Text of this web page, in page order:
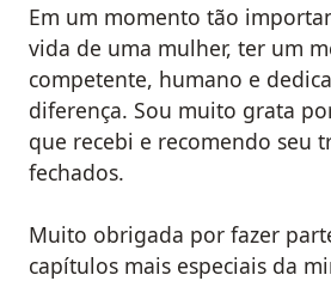
Em um momento tão
vida de uma mulher, ter um
competente, humano e
diferença. Sou muito grata
que recebi e recomendo seu
fechados.
Muito obrigada por fazer
capítulos mais especiais da